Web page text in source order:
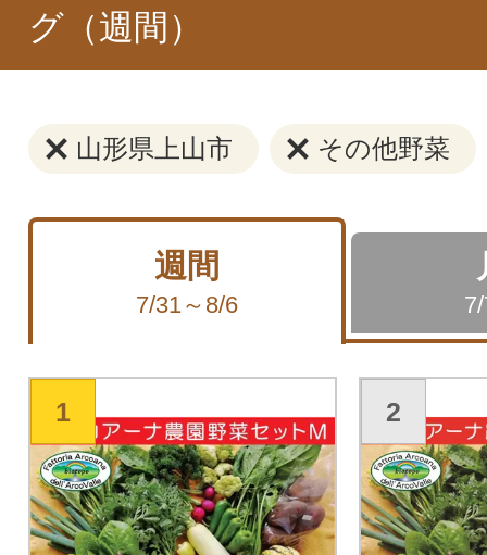
グ（週間）
山形県上山市 その他野菜
週間
7/31～8/6
1 2